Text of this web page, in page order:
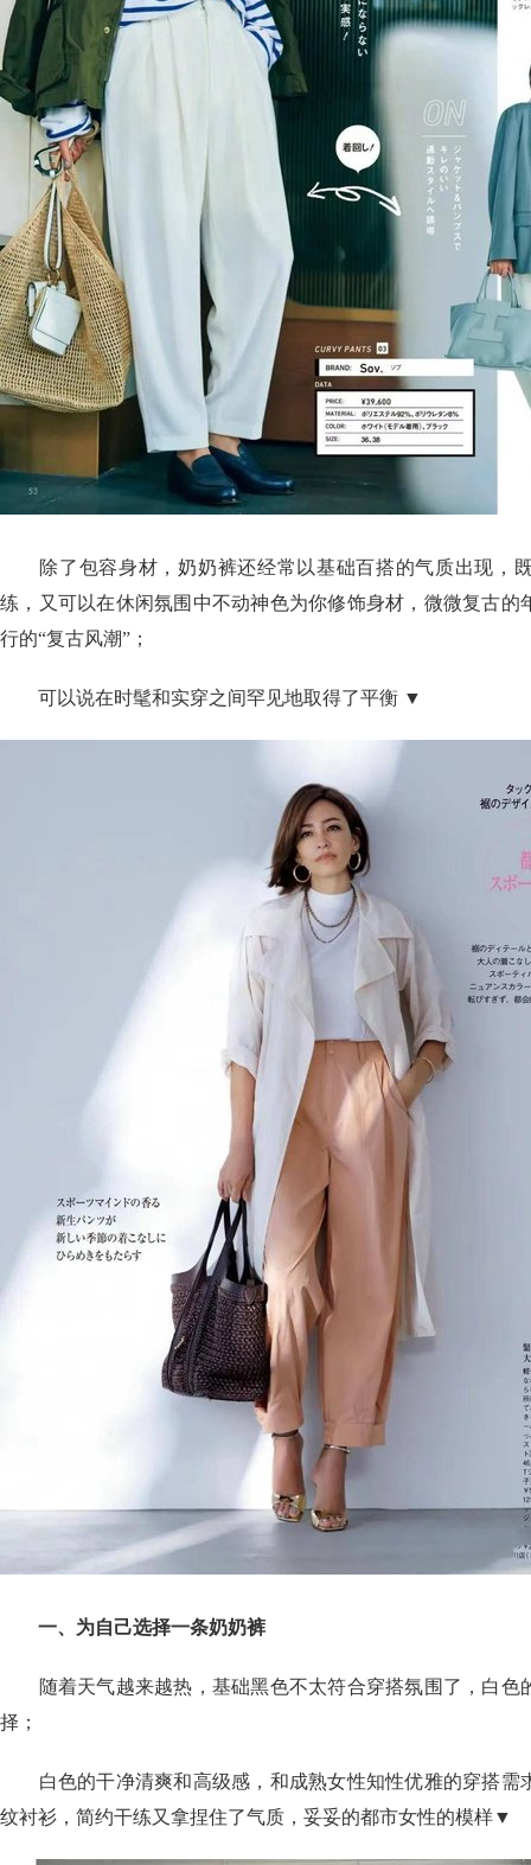
除了包容身材，奶奶裤还经常以基础百搭的气质出现，
练，又可以在休闲氛围中不动神色为你修饰身材，微微复古的
行的“复古风潮”；
可以说在时髦和实穿之间罕见地取得了平衡 ▼
一、为自己选择一条奶奶裤
随着天气越来越热，基础黑色不太符合穿搭氛围了，白色
择；
白色的干净清爽和高级感，和成熟女性知性优雅的穿搭需
纹衬衫，简约干练又拿捏住了气质，妥妥的都市女性的模样▼